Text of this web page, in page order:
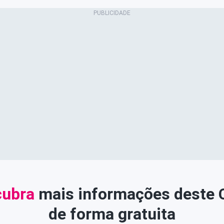
mais informações deste
de forma gratuita